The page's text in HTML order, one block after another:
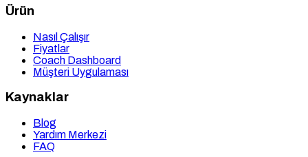
Ürün
Nasıl Çalışır
Fiyatlar
Coach Dashboard
Müşteri Uygulaması
Kaynaklar
Blog
Yardım Merkezi
FAQ